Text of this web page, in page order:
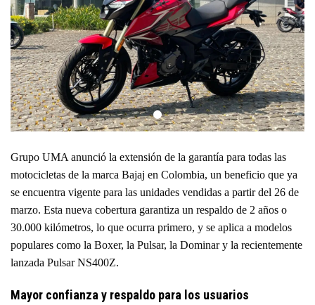
Grupo UMA anunció la extensión de la garantía para todas las
motocicletas de la marca Bajaj en Colombia, un beneficio que ya
se encuentra vigente para las unidades vendidas a partir del 26 de
marzo. Esta nueva cobertura garantiza un respaldo de 2 años o
30.000 kilómetros, lo que ocurra primero, y se aplica a modelos
populares como la Boxer, la Pulsar, la Dominar y la recientemente
lanzada Pulsar NS400Z.
Mayor confianza y respaldo para los usuarios